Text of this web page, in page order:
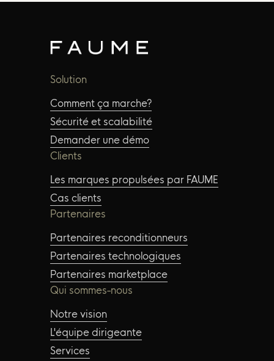
Solution
Comment ça marche?
Sécurité et scalabilité
Demander une démo
Clients
Les marques propulsées par FAUME
Cas clients
Partenaires
Partenaires reconditionneurs
Partenaires technologiques
Partenaires marketplace
Qui sommes-nous
Notre vision
L'équipe dirigeante
Services